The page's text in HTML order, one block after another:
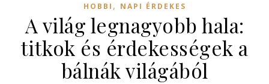
HOBBI , NAPI ÉRDEKES
A világ legnagyobb hala:
titkok és érdekességek a
bálnák világából